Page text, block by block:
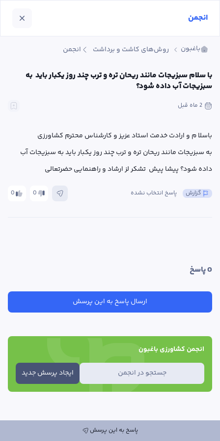
باغبون روش‌های کاشت و برداشت انجمن
سبزیجات آب داده شود؟
2 ماه قبل
داده شود؟ پیشا پیش  تشکر لز ارشاد و راهنمایی حضرتعالی
0 0 پاسخ انتخاب نشده گزارش
0 پاسخ
ارسال پاسخ به این پرسش
انجمن کشاورزی باغبون
ایجاد پرسش جدید جستجو در انجمن
پاسخ به این پرسش
انجمن